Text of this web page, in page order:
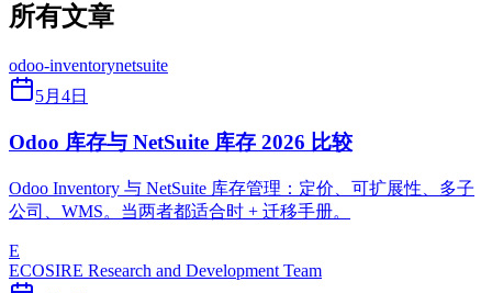
所有文章
odoo-inventorynetsuite
5月4日
Odoo 库存与 NetSuite 库存 2026 比较
Odoo Inventory 与 NetSuite 库存管理：定价、可扩展性、多子
公司、WMS。当两者都适合时 + 迁移手册。
E
ECOSIRE Research and Development Team